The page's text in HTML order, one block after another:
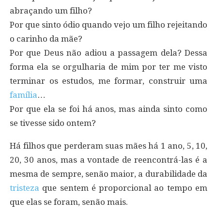
abraçando um filho?
Por que sinto ódio quando vejo um filho rejeitando
o carinho da mãe?
Por que Deus não adiou a passagem dela? Dessa
forma ela se orgulharia de mim por ter me visto
terminar os estudos, me formar, construir uma
família…
Por que ela se foi há anos, mas ainda sinto como
se tivesse sido ontem?
Há filhos que perderam suas mães há 1 ano, 5, 10,
20, 30 anos, mas a vontade de reencontrá-las é a
mesma de sempre, senão maior, a durabilidade da
tristeza que sentem é proporcional ao tempo em
que elas se foram, senão mais.